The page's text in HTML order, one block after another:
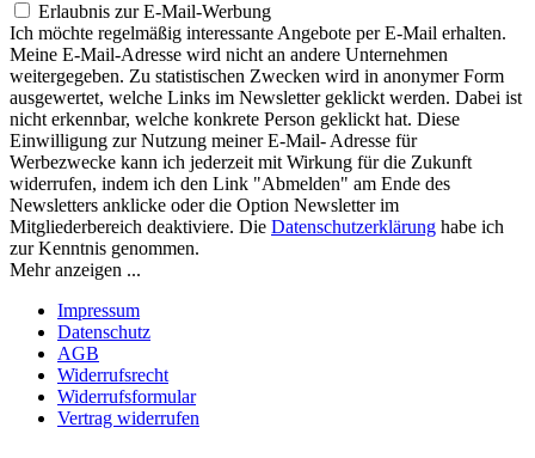
Erlaubnis zur E-Mail-Werbung
Ich möchte regelmäßig interessante Angebote per E-Mail erhalten.
Meine E-Mail-Adresse wird nicht an andere Unternehmen
weitergegeben. Zu statistischen Zwecken wird in anonymer Form
ausgewertet, welche Links im Newsletter geklickt werden. Dabei ist
nicht erkennbar, welche konkrete Person geklickt hat. Diese
Einwilligung zur Nutzung meiner E-Mail- Adresse für
Werbezwecke kann ich jederzeit mit Wirkung für die Zukunft
widerrufen, indem ich den Link "Abmelden" am Ende des
Newsletters anklicke oder die Option Newsletter im
Mitgliederbereich deaktiviere. Die Datenschutzerklärung habe ich
zur Kenntnis genommen.
Mehr anzeigen ...
Impressum
Datenschutz
AGB
Widerrufsrecht
Widerrufsformular
Vertrag widerrufen